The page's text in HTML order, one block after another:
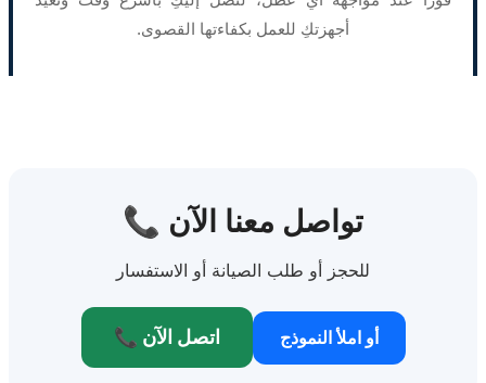
أجهزتكِ للعمل بكفاءتها القصوى.
📞 تواصل معنا الآن
للحجز أو طلب الصيانة أو الاستفسار
📞 اتصل الآن أو املأ النموذج